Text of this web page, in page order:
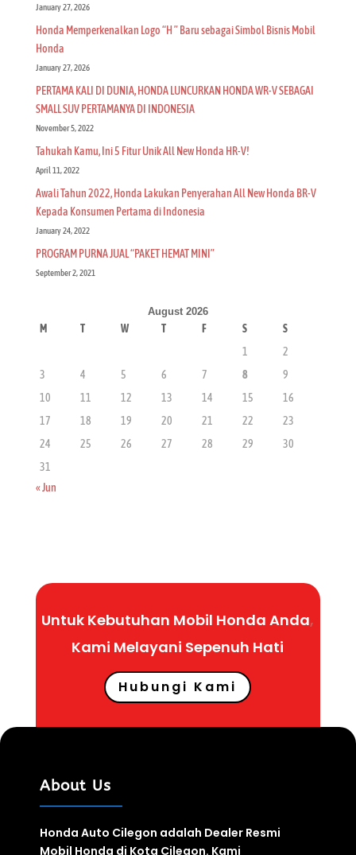
January 27, 2026
Honda Memperkenalkan Logo “H ” Baru sebagai Simbol Bisnis Mobil
Honda
January 27, 2026
PERTAMA KALI DI DUNIA, HONDA LUNCURKAN HONDA WR-V SEBAGAI
SMALL SUV PERTAMANYA DI INDONESIA
November 5, 2022
Tahukah Kamu, Ini 5 Fitur Unik All New Honda HR-V!
April 11, 2022
Awali Tahun 2022, Honda Lakukan Penyerahan All New Honda BR-V
Kepada Konsumen Pertama di Indonesia
January 24, 2022
PROGRAM PURNA JUAL “PAKET HEMAT MINI”
September 2, 2021
August 2026
M T W T F S
S
1
2
3
4 5 6 7 8
9
10
11 12 13 14 15
16
17
18 19 20 21 22
23
24
25 26 27 28 29
30
31
« Jun
Untuk Kebutuhan Mobil Honda Anda,
Kami Melayani Sepenuh Hati
Hubungi Kami
About Us
Honda Auto Cilegon adalah Dealer Resmi
Mobil Honda di Kota Cilegon. Kami